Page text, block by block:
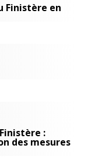
Finistère en
:
des mesures